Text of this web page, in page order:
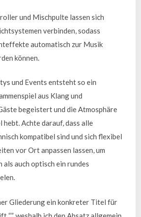
und Mischpulte lassen sich
verbinden, sodass
automatisch zur Musik
können.
und Events entsteht so ein
aus Klang und
begeistert und die Atmosphäre
hebt. Achte darauf, dass alle
kompatibel sind und sich flexibel
vor Ort anpassen lassen, um
als auch optisch ein rundes
Gliederung ein konkreter Titel für